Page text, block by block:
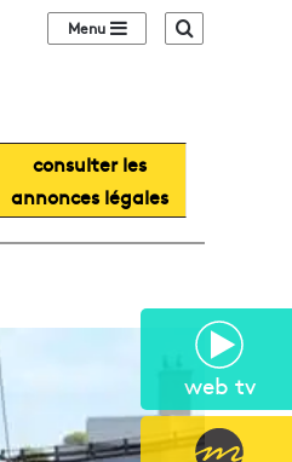
web tv
Sidebar (barre
consulter les
annonces légales